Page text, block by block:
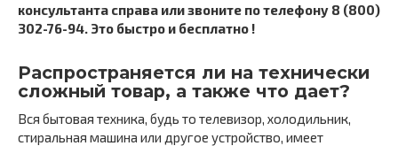
консультанта справа или звоните по телефону 8 (800)
302-76-94. Это быстро и бесплатно !
Распространяется ли на технически
сложный товар, а также что дает?
Вся бытовая техника, будь то телевизор, холодильник,
стиральная машина или другое устройство, имеет